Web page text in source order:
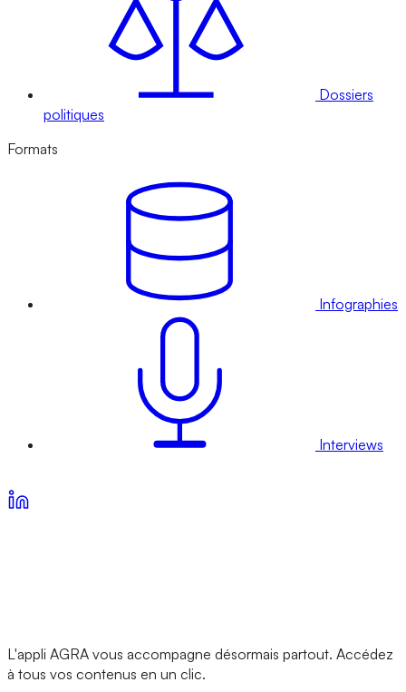
Dossiers
politiques
Formats
Infographies
Interviews
L'appli AGRA vous accompagne désormais partout. Accédez
à tous vos contenus en un clic.